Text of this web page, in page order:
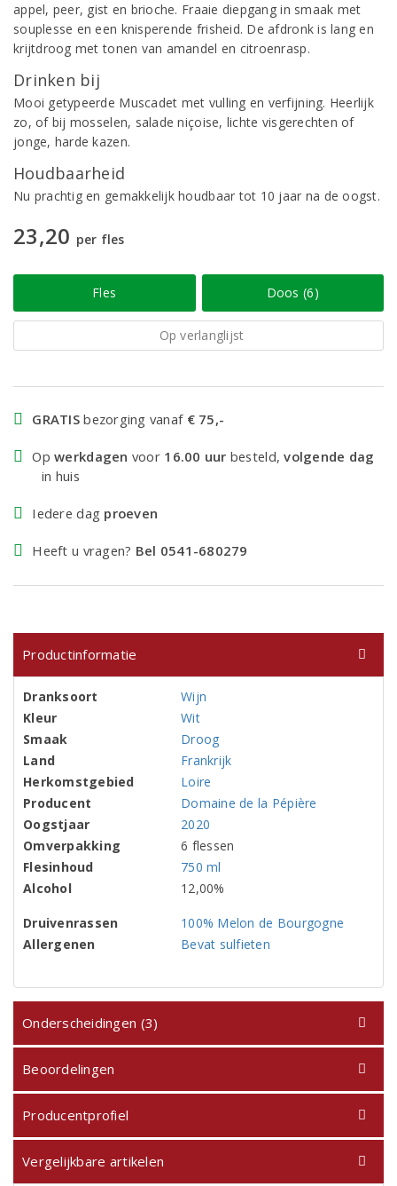
appel, peer, gist en brioche. Fraaie diepgang in smaak met
souplesse en een knisperende frisheid. De afdronk is lang en
krijtdroog met tonen van amandel en citroenrasp.
Drinken bij
Mooi getypeerde Muscadet met vulling en verfijning. Heerlijk
zo, of bij mosselen, salade niçoise, lichte visgerechten of
jonge, harde kazen.
Houdbaarheid
Nu prachtig en gemakkelijk houdbaar tot 10 jaar na de oogst.
23,20 per fles
Fles Doos (6)
Op verlanglijst
GRATIS bezorging vanaf € 75,-
Opwerkdagen voor 16.00 uur besteld,volgende dag
in huis
Iedere dag proeven
Heeft u vragen? Bel 0541-680279
Productinformatie
Dranksoort
Wijn
Kleur
Wit
Smaak
Droog
Land
Frankrijk
Herkomstgebied
Loire
Producent
Domaine de la Pépière
Oogstjaar
2020
Omverpakking
6 flessen
Flesinhoud
750 ml
Alcohol
12,00%
Druivenrassen
100% Melon de Bourgogne
Allergenen
Bevat sulfieten
Onderscheidingen (3)
Beoordelingen
Producentprofiel
Vergelijkbare artikelen